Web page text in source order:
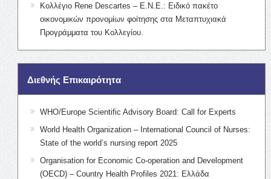
Κολλέγιο Rene Descartes – Ε.Ν.Ε.: Ειδικό πακέτο
οικονομικών προνομίων φοίτησης στα Μεταπτυχιακά
Προγράμματα του Κολλεγίου.
Διεθνής Επικαιρότητα
WHO/Europe Scientific Advisory Board: Call for Experts
World Health Organization – International Council of Nurses:
State of the world’s nursing report 2025
Organisation for Economic Co-operation and Development
(OECD) – Country Health Profiles 2021: Ελλάδα